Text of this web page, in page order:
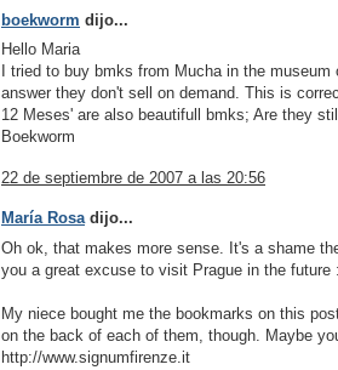
boekworm dijo...
Hello Maria
I tried to buy bmks from Mucha in the
answer they don't sell on demand. This is
12 Meses' are also beautifull bmks; Are they
Boekworm
22 de septiembre de 2007 a las 20:56
María Rosadijo...
Oh ok, that makes more sense. It's a shame
you a great excuse to visit Prague in the future
My niece bought me the bookmarks on this
on the back of each of them, though. Maybe
http://www.signumfirenze.it